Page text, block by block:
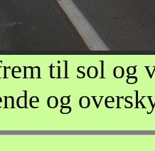
til sol og
og